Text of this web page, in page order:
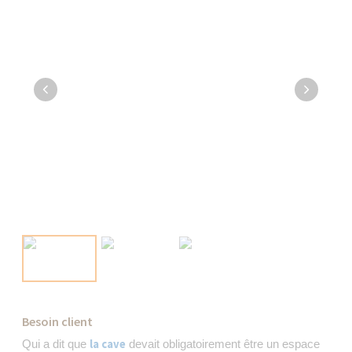
Besoin client
Qui a dit que la cave devait obligatoirement être un espace